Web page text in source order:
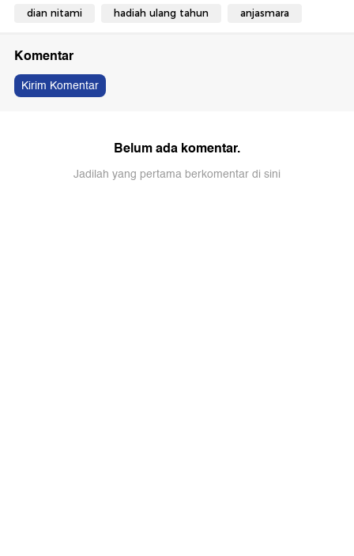
dian nitami hadiah ulang tahun anjasmara
Komentar
Kirim Komentar
Belum ada komentar.
Jadilah yang pertama berkomentar di sini